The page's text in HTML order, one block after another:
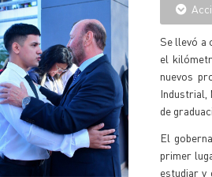
Se llevó a
el
nuevos
de
El
primer
estudiar y